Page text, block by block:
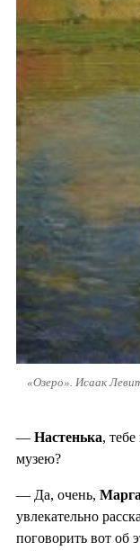
«Озеро». Исаак
— Настенька,
музею?
— Да, очень,
увлекательно
поговорить вот об